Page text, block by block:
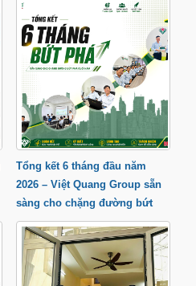
Tổng kết 6 tháng đầu năm
2026 – Việt Quang Group sẵn
sàng cho chặng đường bứt
phá cuối năm